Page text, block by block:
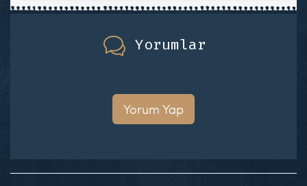
Yorumlar
Yorum Yap